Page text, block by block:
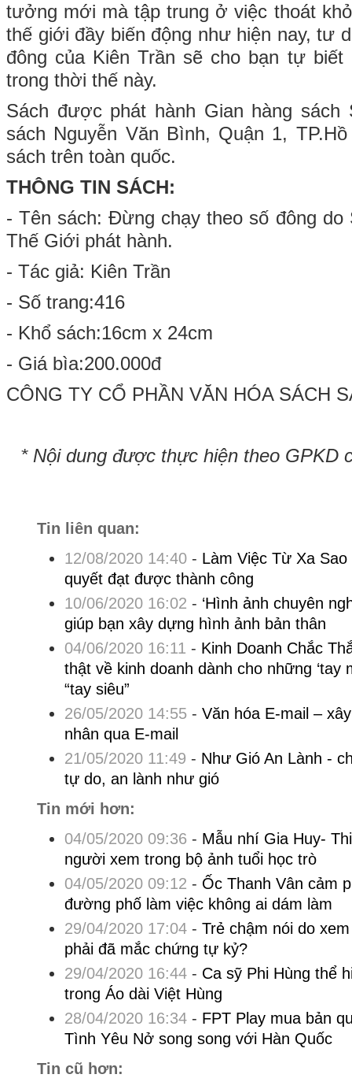
tưởng mới mà tập trung ở việc thoát
thế giới đầy biến động như hiện nay, tư
đông của Kiên Trần sẽ cho bạn tự
trong thời thế này.
Sách được phát hành Gian hàng sách
sách Nguyễn Văn Bình, Quận 1,
sách trên toàn quốc.
THÔNG TIN SÁCH:
- Tên sách: Đừng chạy theo số đông do
Thế Giới phát hành.
- Tác giả: Kiên Trần
- Số trang:416
- Khổ sách:16cm x 24cm
- Giá bìa:200.000đ
CÔNG TY CỔ PHẦN VĂN HÓA SÁCH
* Nội dung được thực hiện theo GPKD
Tin liên quan:
12/08/2020 14:40- Làm Việc Từ Xa
quyết đạt được thành công
10/06/2020 16:02 - ‘Hình ảnh chuyên
giúp bạn xây dựng hình ảnh bản thân
04/06/2020 16:11 - Kinh Doanh Chắc
thật về kinh doanh dành cho những ‘tay
“tay siêu”
26/05/2020 14:55- Văn hóa E-mail –
nhân qua E-mail
21/05/2020 11:49 - Như Gió An Lành -
tự do, an lành như gió
Tin mới hơn:
04/05/2020 09:36 - Mẫu nhí Gia Huy-
người xem trong bộ ảnh tuổi học trò
04/05/2020 09:12 - Ốc Thanh Vân cảm
đường phố làm việc không ai dám làm
29/04/2020 17:04- Trẻ chậm nói do
phải đã mắc chứng tự kỷ?
29/04/2020 16:44- Ca sỹ Phi Hùng thể
trong Áo dài Việt Hùng
28/04/2020 16:34- FPT Play mua bản
Tình Yêu Nở song song với Hàn Quốc
Tin cũ hơn: